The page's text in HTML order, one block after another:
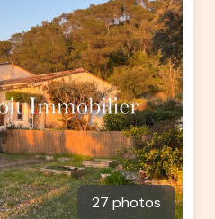
27 photos